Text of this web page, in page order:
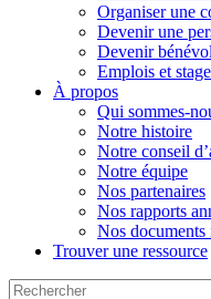
Organiser une
Devenir une
Devenir
Emplois et
À propos
Qui sommes-
Notre histoire
Notre conseil
Notre équipe
Nos partenaires
Nos rapports
Nos documents
Trouver une ressource